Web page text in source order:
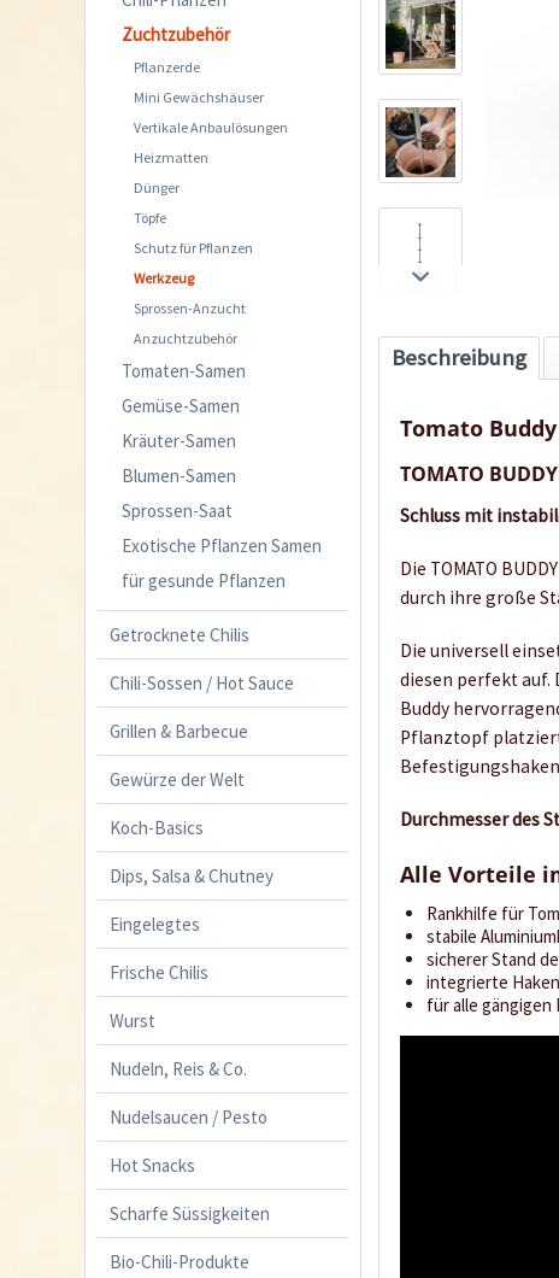
Zuchtzubehör
Pflanzerde
Mini Gewächshäuser
Vertikale Anbaulösungen
Heizmatten
Dünger
Töpfe
Schutz für Pflanzen
Werkzeug
Sprossen-Anzucht
Anzuchtzubehör
Tomaten-Samen
Gemüse-Samen
Kräuter-Samen
Blumen-Samen
Sprossen-Saat
Exotische Pflanzen Samen
für gesunde Pflanzen
Getrocknete Chilis
Chili-Sossen / Hot Sauce
Grillen & Barbecue
Gewürze der Welt
Koch-Basics
Dips, Salsa & Chutney
Eingelegtes
Frische Chilis
Wurst
Nudeln, Reis & Co.
Nudelsaucen / Pesto
Hot Snacks
Scharfe Süssigkeiten
Bio-Chili-Produkte
Beschreibung
Tomato Buddy
TOMATO
Schluss mit
Die TOMATO BUDDY
durch ihre große
Die universell
diesen perfekt auf.
Buddy
Pflanztopf
Durchmesser des
Alle Vorteile
Rankhilfe für
stabile
sicherer Stand
integrierte
für alle gängigen